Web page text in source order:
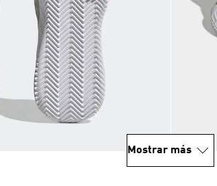
Mostrar más